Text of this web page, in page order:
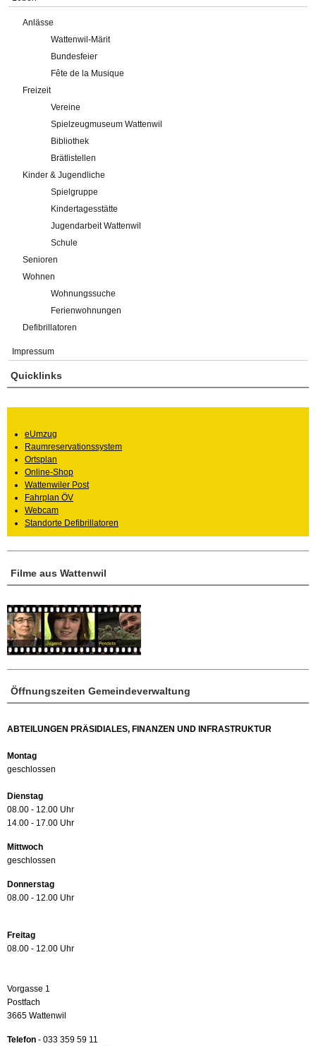
Anlässe
Wattenwil-Märit
Bundesfeier
Fête de la Musique
Freizeit
Vereine
Spielzeugmuseum Wattenwil
Bibliothek
Brätlistellen
Kinder & Jugendliche
Spielgruppe
Kindertagesstätte
Jugendarbeit Wattenwil
Schule
Senioren
Wohnen
Wohnungssuche
Ferienwohnungen
Defibrillatoren
Impressum
Öffnungszeiten Gemeindeverwaltung
ABTEILUNGEN PRÄSIDIALES, FINANZEN UND INFRASTRUKTUR
Montag
geschlossen
Dienstag
08.00 - 12.00 Uhr
14.00 - 17.00 Uhr
Mittwoch
geschlossen
Donnerstag
08.00 - 12.00 Uhr
Freitag
08.00 - 12.00 Uhr
Vorgasse 1
Postfach
3665 Wattenwil
Telefon - 033 359 59 11
Filme aus Wattenwil
Quicklinks
eUmzug
Raumreservationssystem
Ortsplan
Online-Shop
Wattenwiler Post
Fahrplan ÖV
Webcam
Standorte Defibrillatoren